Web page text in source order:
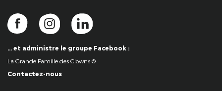
… et administre le groupe Facebook :
La Grande Famille des Clowns ©
Contactez-nous